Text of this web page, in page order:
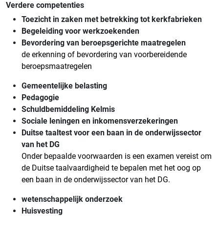
Verdere competenties
Toezicht in zaken met betrekking tot kerkfabrieken
Begeleiding voor werkzoekenden
Bevordering van beroepsgerichte maatregelen
de erkenning of bevordering van voorbereidende
beroepsmaatregelen
Gemeentelijke belasting
Pedagogie
Schuldbemiddeling Kelmis
Sociale leningen en inkomensverzekeringen
Duitse taaltest voor een baan in de onderwijssector
van het DG
Onder bepaalde voorwaarden is een examen vereist om
de Duitse taalvaardigheid te bepalen met het oog op
een baan in de onderwijssector van het DG.
wetenschappelijk onderzoek
Huisvesting